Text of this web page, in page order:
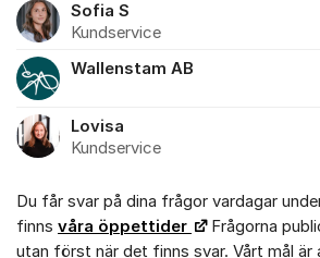
Sofia S
Kundservice
Wallenstam AB
Lovisa
Kundservice
Du får svar på dina frågor vardagar
finns våra öppettider
Frågorna
utan först när det finns svar. Vårt mål är